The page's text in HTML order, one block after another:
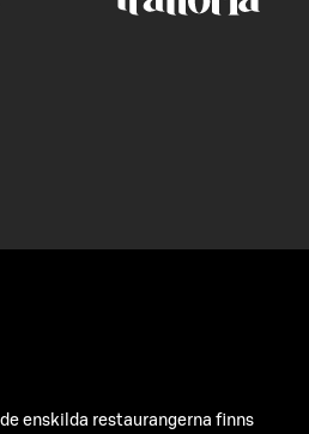
enskilda restaurangerna finns